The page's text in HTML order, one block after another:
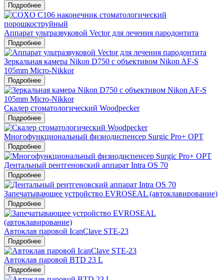
Подробнее
Аппарат ультразвуковой Vector для лечения пародонтита
Подробнее
Зеркальная камера Nikon D750 c объективом Nikon AF-S
105mm Micro-Nikkor
Подробнее
Скалер стоматологический Woodpecker
Подробнее
Многофункциональный физиодиспенсер Surgic Pro+ OPT
Подробнее
Дентальный рентгеновский аппарат Intra OS 70
Подробнее
Запечатывающее устройство EVROSEAL (автоклавирование)
Подробнее
Автоклав паровой IcanClave STE-23
Подробнее
Автоклав паровой BTD 23 L
Подробнее